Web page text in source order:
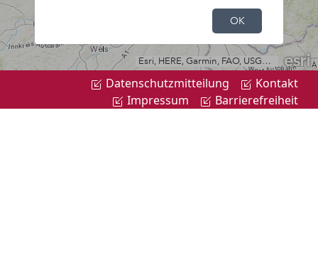
Datenschutzmitteilung
Kontakt
Impressum
Barrierefreiheit